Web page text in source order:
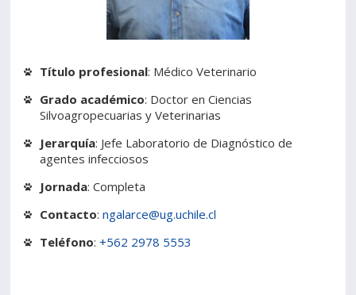
Estudiantes
Académicos
Funcionarios
Egresados
Título profesional: Médico Veterinario
Grado académico: Doctor en Ciencias
Silvoagropecuarias y Veterinarias
Jerarquía: Jefe Laboratorio de Diagnóstico de
agentes infecciosos
Jornada: Completa
Contacto:ngalarce@ug.uchile.cl
Teléfono:+562 2978 5553